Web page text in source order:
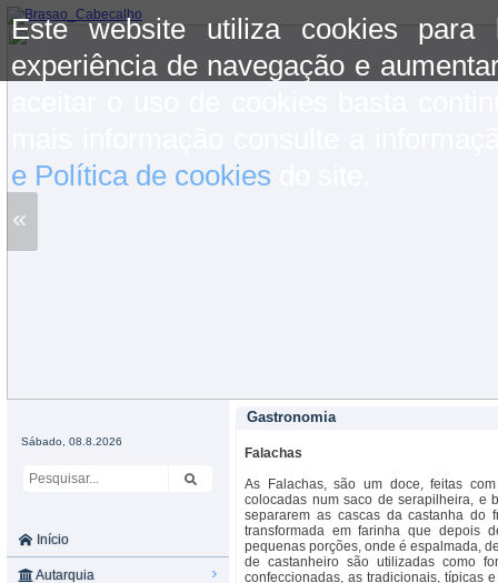
Este website utiliza cookies para
experiência de navegação e
e Política de cookies
«
Sábado, 08.8.2026
Início
Autarquia
Gastronomia
Falachas
As Falachas, são um doce, feitas
colocadas num saco de serapilheira, e
separarem as cascas da castanha do
transformada em farinha que depois
pequenas porções, onde é espalmada,
de castanheiro são utilizadas como
confeccionadas, as tradicionais, típicas